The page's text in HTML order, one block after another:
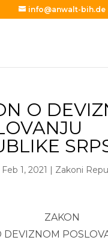
info@anwalt-bih.de
O
Feb 1, 2021 | Zakoni
ZAKON
DEVIZNOM